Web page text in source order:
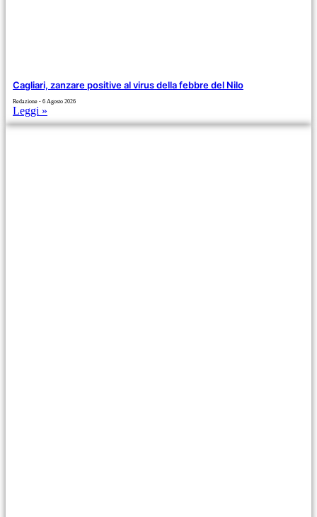
Cagliari, zanzare positive al virus della febbre del Nilo
Redazione 6 Agosto 2026
Leggi »